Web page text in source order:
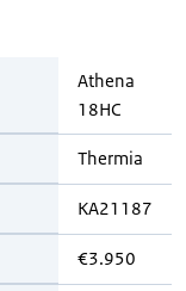
Athena
18HC
Thermia
KA21187
€3.950